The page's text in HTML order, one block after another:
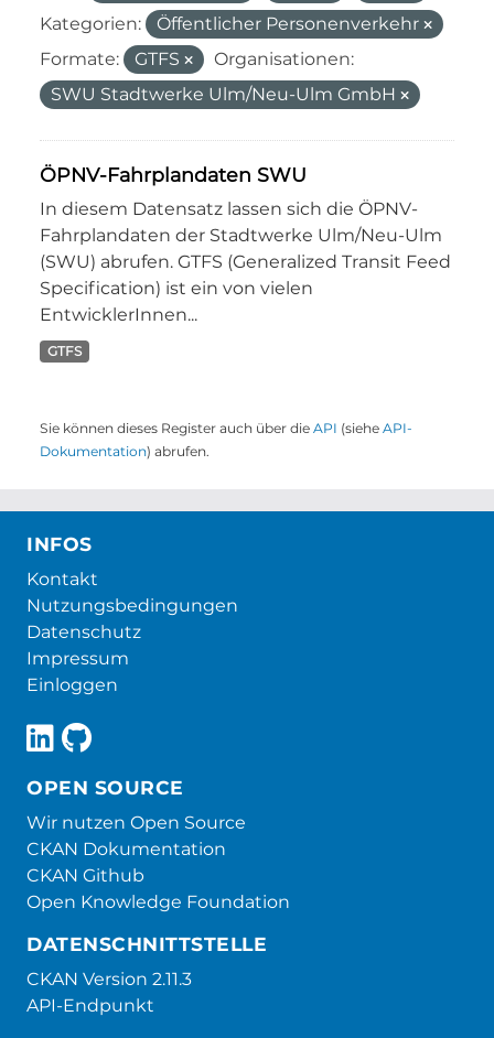
Kategorien:
Öffentlicher Personenverkehr
Formate:
GTFS
Organisationen:
SWU Stadtwerke Ulm/Neu-Ulm GmbH
ÖPNV-Fahrplandaten SWU
In diesem Datensatz lassen sich die ÖPNV-
Fahrplandaten der Stadtwerke Ulm/Neu-Ulm
(SWU) abrufen. GTFS (Generalized Transit Feed
Specification) ist ein von vielen
EntwicklerInnen...
GTFS
Sie können dieses Register auch über die API (siehe API-
Dokumentation) abrufen.
INFOS
Kontakt
Nutzungsbedingungen
Datenschutz
Impressum
Einloggen
OPEN SOURCE
Wir nutzen Open Source
CKAN Dokumentation
CKAN Github
Open Knowledge Foundation
DATENSCHNITTSTELLE
CKAN Version 2.11.3
API-Endpunkt